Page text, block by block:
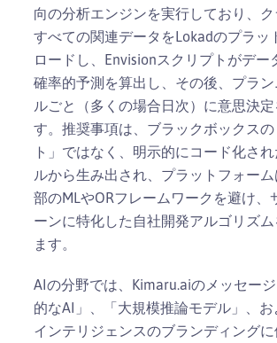
向の分析エンジンを実行しており、
すべての関連データをLokadのプラッ
ロードし、Envisionスクリプトがデー
確率的予測を算出し、その後、プラ
ルごと（多くの場合日次）に意思決定
す。推奨事項は、ブラックボックス
ト」ではなく、明示的にコード化さ
ルから生み出され、プラットフォー
部のMLやORフレームワークを避け、
ーンに特化した自社開発アルゴリズ
ます。
AIの分野では、Kimaru.aiのメッセー
的なAI」、「大規模推論モデル」、
インテリジェンスのブランディングに